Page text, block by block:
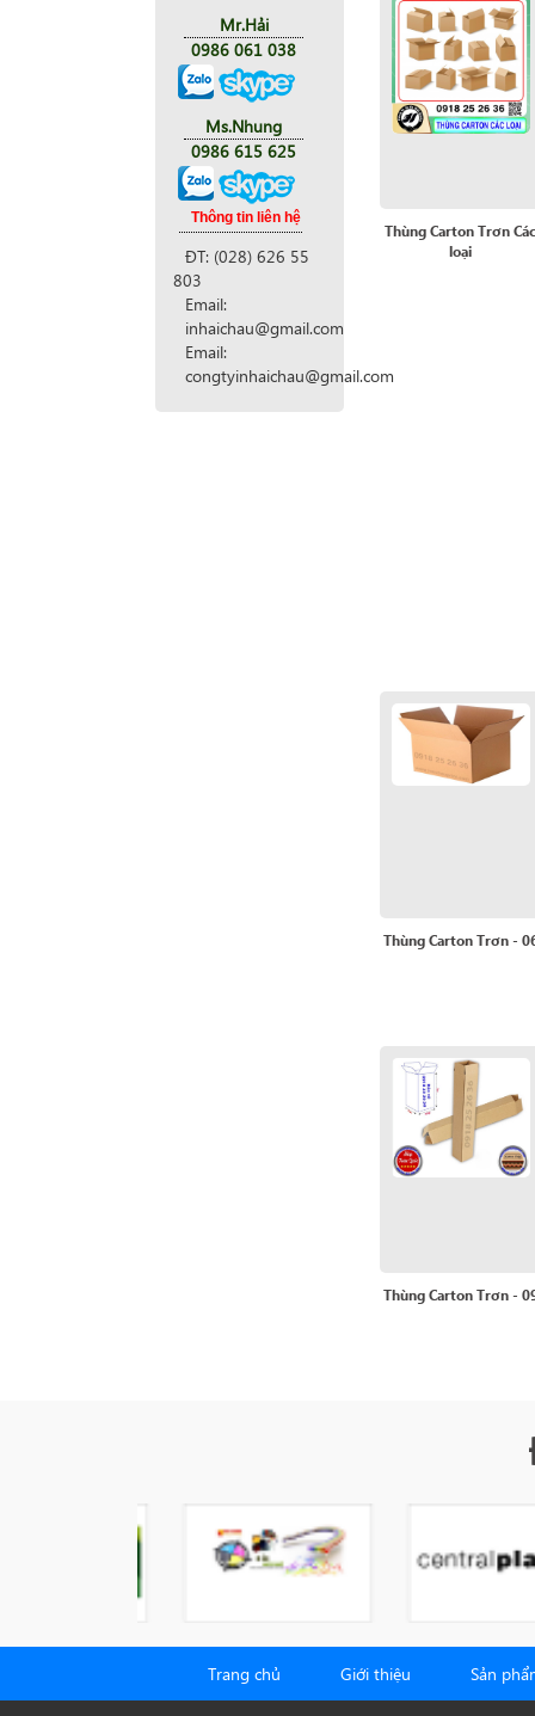
Mr.Hải
0986 061 038
Ms.Nhung
0986 615 625
Thông tin liên hệ
ĐT: (028) 626 55
803
Email:
inhaichau@gmail.com
Email:
congtyinhaichau@gmail.com
Thùng Carton Trơn
loại
Thùng Carton Trơn -
Thùng Carton Trơn -
Trang chủ Giới thiệu Sản